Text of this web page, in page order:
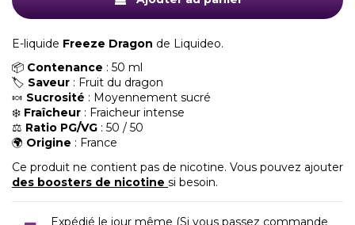
E-liquide Freeze Dragon de Liquideo.
📦 Contenance : 50 ml
🏷️ Saveur : Fruit du dragon
🍬 Sucrosité : Moyennement sucré
❄️ Fraîcheur : Fraicheur intense
⚖️ Ratio PG/VG : 50 / 50
🌍 Origine : France
Ce produit ne contient pas de nicotine. Vous pouvez ajouter
des boosters de nicotine si besoin.
Expédié le jour même (Si vous passez commande